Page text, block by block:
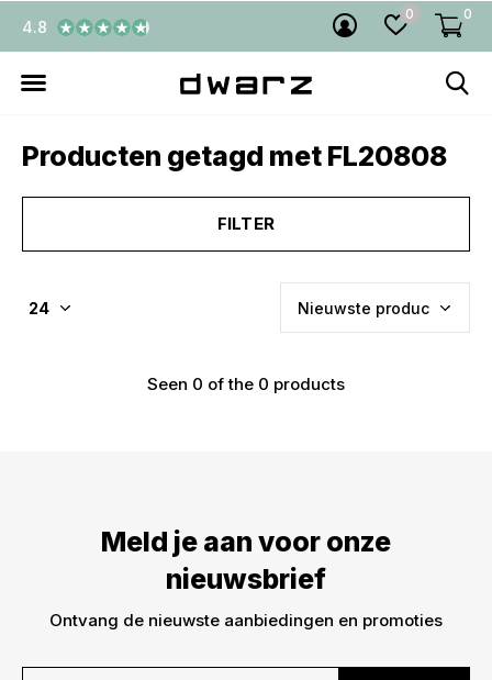
0 0
4.8
Producten getagd met FL20808
FILTER
Seen 0 of the 0 products
Meld je aan voor onze
nieuwsbrief
Ontvang de nieuwste aanbiedingen en promoties